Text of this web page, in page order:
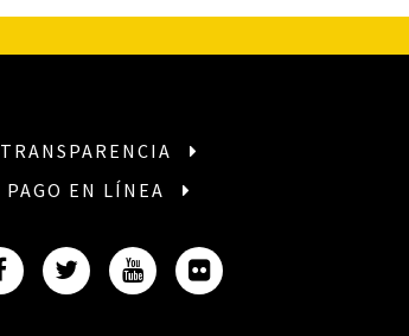
TRANSPARENCIA
PAGO EN LÍNEA